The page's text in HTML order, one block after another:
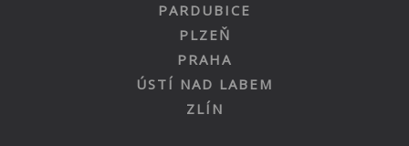
PARDUBICE
PLZEŇ
PRAHA
ÚSTÍ NAD LABEM
ZLÍN